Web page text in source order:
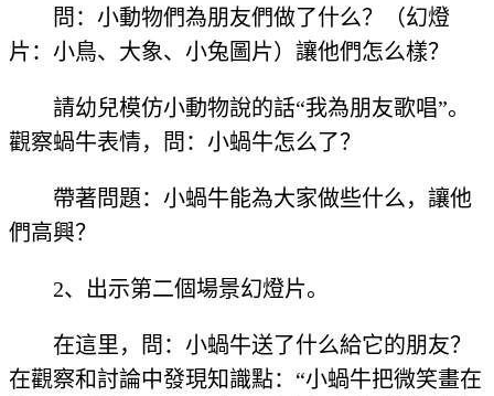
問：小動物們為朋友們做了什么？（幻燈
片：小鳥、大象、小兔圖片）讓他們怎么樣？
請幼兒模仿小動物說的話“我為朋友歌唱”。
觀察蝸牛表情，問：小蝸牛怎么了？
帶著問題：小蝸牛能為大家做些什么，讓他
們高興？
2、出示第二個場景幻燈片。
在這里，問：小蝸牛送了什么給它的朋友？
在觀察和討論中發現知識點：“小蝸牛把微笑畫在